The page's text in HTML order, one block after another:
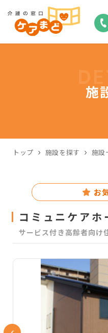
施
トップ 施設を探す 施設
お
コミュニケアホ
サービス付き高齢者向け